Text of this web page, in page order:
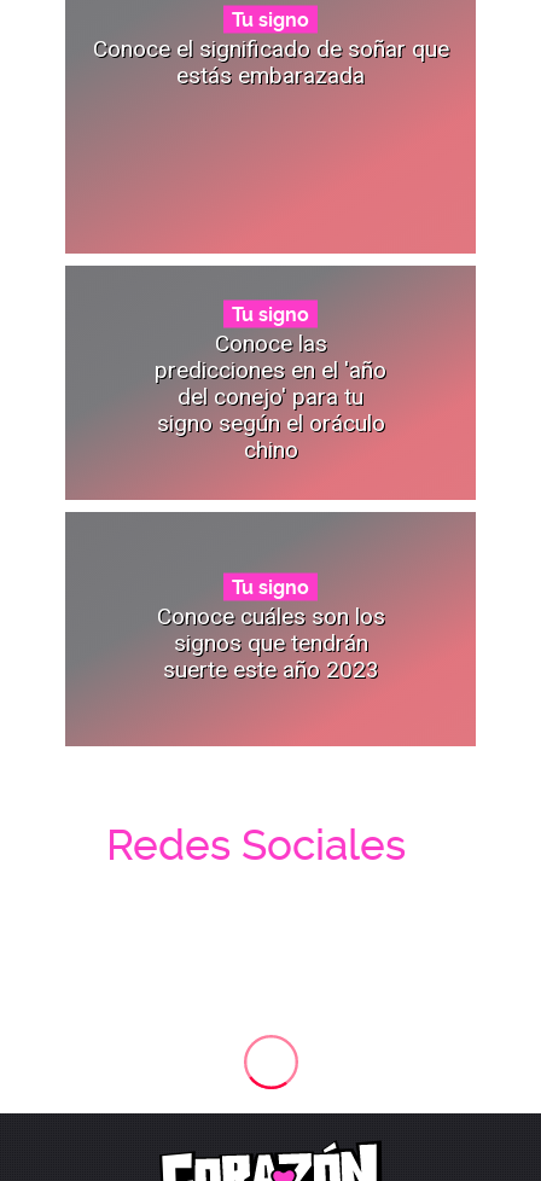
Tu signo
Conoce el significado de soñar que
estás embarazada
Tu signo
Conoce las
predicciones en el 'año
del conejo' para tu
signo según el oráculo
chino
Tu signo
Conoce cuáles son los
signos que tendrán
suerte este año 2023
Redes Sociales